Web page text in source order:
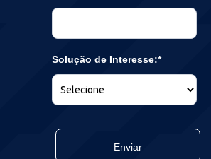
Solução de Interesse:*
Enviar